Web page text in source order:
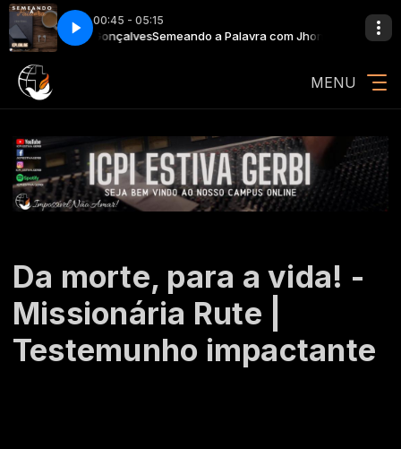
00:45 - 05:15
GonçalvesSemeando a Palavra com Jhonattan Gonçalves
EmCanto (Clipe Oficial)Jesus é Vencedor Ministério Atitude feat
MENU
Da morte, para a vida! -
Missionária Rute |
Testemunho impactante